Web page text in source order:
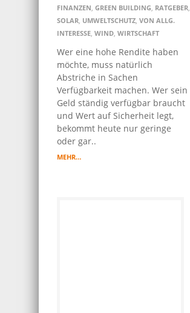
FINANZEN, GREEN BUILDING, RATGEBER,
SOLAR, UMWELTSCHUTZ, VON ALLG.
INTERESSE, WIND, WIRTSCHAFT
Wer eine hohe Rendite haben
möchte, muss natürlich
Abstriche in Sachen
Verfügbarkeit machen. Wer sein
Geld ständig verfügbar braucht
und Wert auf Sicherheit legt,
bekommt heute nur geringe
oder gar..
MEHR…